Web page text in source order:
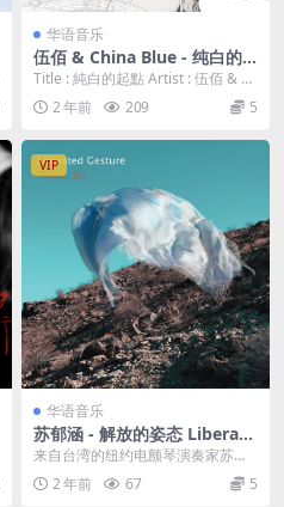
华语音乐
伍佰 & China Blue - 纯白的
起点 2023 [24bit/96kHz] [Hi
-Res Flac 929MB]
Title : 純白的起點 Artist : 伍佰 & C
hina Bl...
2 年前 209 5
VIP
华语音乐
苏郁涵 - 解放的姿态 Liberate
d Gesture (2023) [24bit/96k
Hz] [H-Res Flac 1.75GB]
来自台湾的纽约电颤琴演奏家苏郁
涵在她的乐器上建立了 "当代最杰出
的声音之一"（J...
2 年前 67 5